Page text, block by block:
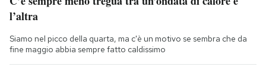
l’altra
Siamo nel picco della quarta, ma c'è un motivo se sembra che da
fine maggio abbia sempre fatto caldissimo